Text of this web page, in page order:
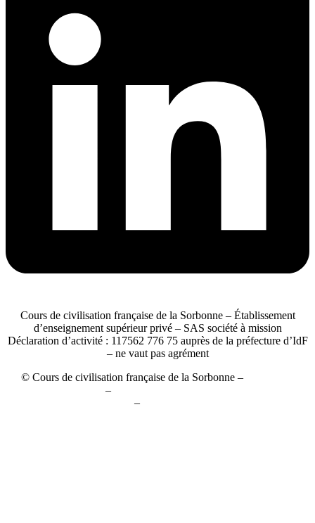
Cours de civilisation française de la Sorbonne – Établissement
d’enseignement supérieur privé – SAS société à mission
Déclaration d’activité : 117562 776 75 auprès de la préfecture d’IdF
– ne vaut pas agrément
© Cours de civilisation française de la Sorbonne –
–
–